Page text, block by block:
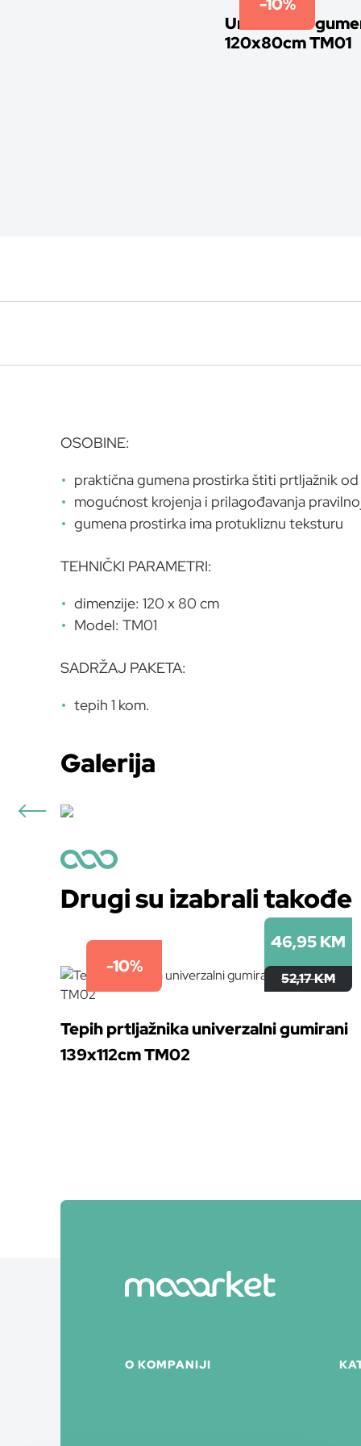
Univerzalni
120x80cm TM01
OSOBINE:
praktična gumena prostirka štiti prtljažnik
mogućnost krojenja i prilagođavanja
gumena prostirka ima protukliznu teksturu
TEHNIČKI PARAMETRI:
dimenzije: 120 x 80 cm
Model: TM01
SADRŽAJ PAKETA:
tepih 1 kom.
Galerija
Drugi su izabrali takođe
-10%
46,95 KM
52,17 KM
Tepih prtljažnika univerzalni gumirani
139x112cm TM02
O KOMPANIJI